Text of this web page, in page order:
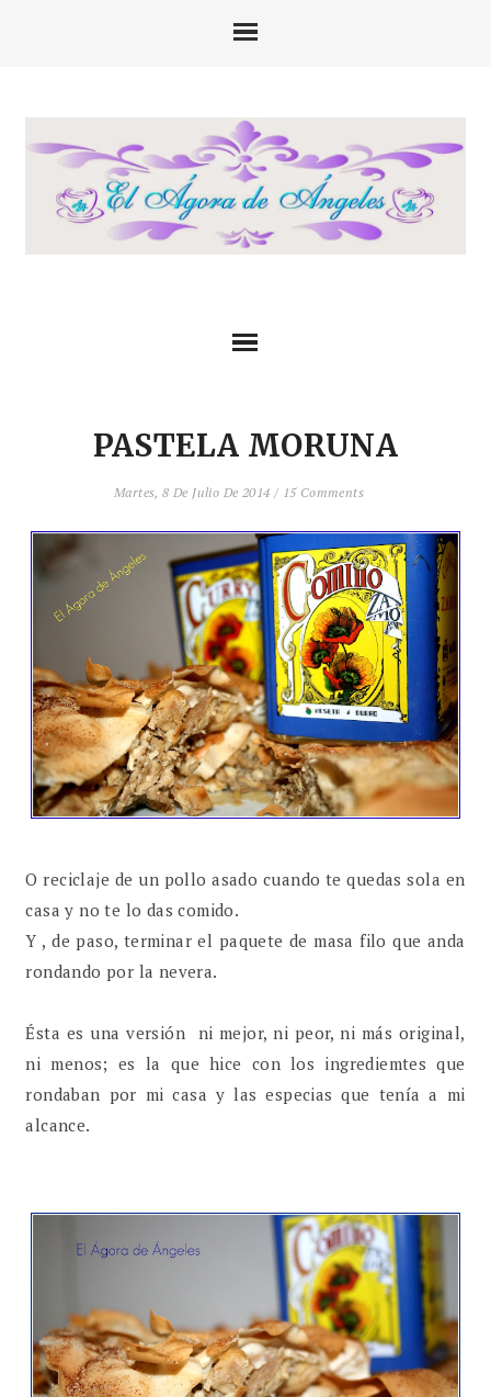
PASTELA MORUNA
Martes, 8 De Julio De 2014 / 15 Comments
O reciclaje de un pollo asado cuando te quedas sola en
casa y no te lo das comido.
Y , de paso, terminar el paquete de masa filo que anda
rondando por la nevera.
Ésta es una versión ni mejor, ni peor, ni más original,
ni menos; es la que hice con los ingrediemtes que
rondaban por mi casa y las especias que tenía a mi
alcance.